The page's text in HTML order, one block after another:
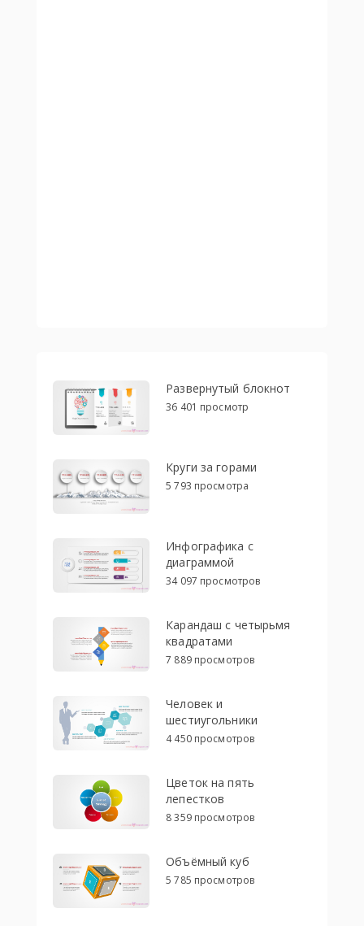
Развернутый блокнот
36 401 просмотр
Круги за горами
5 793 просмотра
Инфографика с
диаграммой
34 097 просмотров
Карандаш с четырьмя
квадратами
7 889 просмотров
Человек и
шестиугольники
4 450 просмотров
Цветок на пять
лепестков
8 359 просмотров
Объёмный куб
5 785 просмотров